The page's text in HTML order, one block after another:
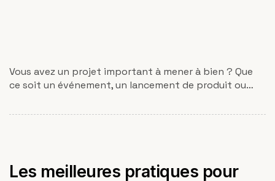
Vous avez un projet important à mener à bien ? Que
ce soit un événement, un lancement de produit ou…
Les meilleures pratiques pour